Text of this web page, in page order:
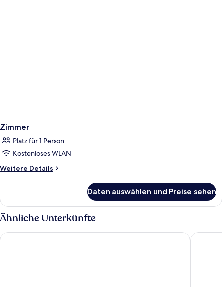
Zimmer
Platz für 1 Person
Kostenloses WLAN
Weitere Details
Weitere
Daten auswählen und Preise sehen
Ähnliche Unterkünfte
Porto Galini Seaside Resort & Spa Aliki